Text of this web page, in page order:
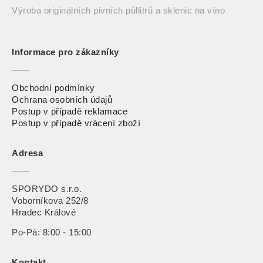
Výroba originálních pivních půllitrů a sklenic na víno
Informace pro zákazníky
Obchodní podmínky
Ochrana osobních údajů
Postup v případě reklamace
Postup v případě vrácení zboží
Adresa
SPORYDO s.r.o.
Voborníkova 252/8
Hradec Králové
Po-Pá: 8:00 - 15:00